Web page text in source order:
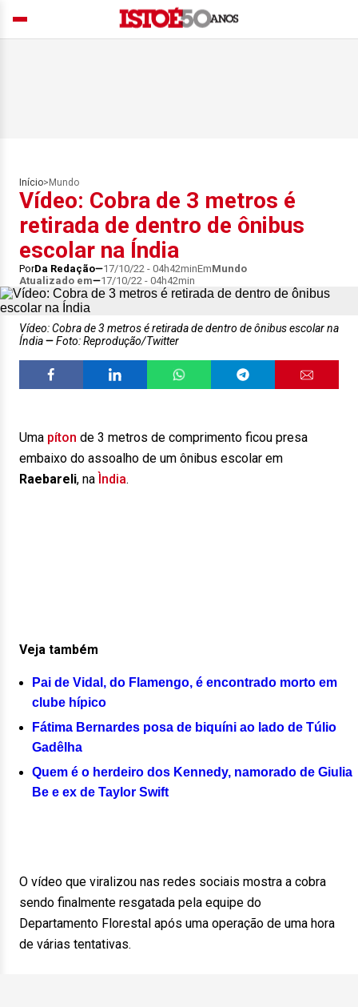
Início> Mundo
Vídeo: Cobra de 3 metros é
retirada de dentro de ônibus
escolar na Índia
PorDa Redação 17/10/22 - 04h42minEmMundo
Atualizado em
17/10/22 - 04h42min
Vídeo: Cobra de 3 metros é retirada de dentro de ônibus escolar na
Índia
Foto: Reprodução/Twitter
Uma píton de 3 metros de comprimento ficou presa
embaixo do assoalho de um ônibus escolar em
Raebareli, na Ìndia.
Veja também
Pai de Vidal, do Flamengo, é encontrado morto em
clube hípico
Fátima Bernardes posa de biquíni ao lado de Túlio
Gadêlha
Quem é o herdeiro dos Kennedy, namorado de Giulia
Be e ex de Taylor Swift
O vídeo que viralizou nas redes sociais mostra a cobra
sendo finalmente resgatada pela equipe do
Departamento Florestal após uma operação de uma hora
de várias tentativas.